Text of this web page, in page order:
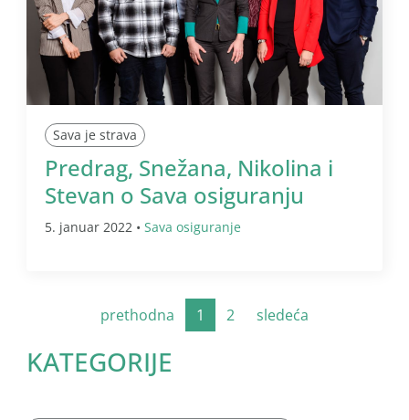
Sava je strava
Predrag, Snežana, Nikolina i
Stevan o Sava osiguranju
5. januar 2022 • Sava osiguranje
prethodna 1 2 sledeća
KATEGORIJE